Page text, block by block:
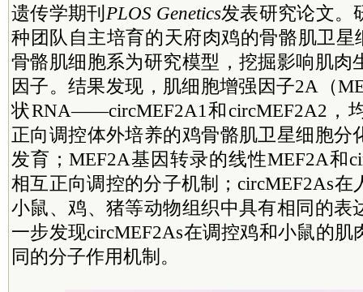
遗传学期刊 PLOS Genetics发表研究论文。
种团队自主培育的天府肉鸡的骨骼肌卫星
骨骼肌细胞系为研究模型，挖掘影响肌肉
因子。结果发现，肌细胞增强因子2A（
状RNA——circMEF2A1和circMEF2A2，
正向调控体外培养的鸡骨骼肌卫星细胞分
发育；MEF2A基因转录的线性MEF2A和
相互正向调控的分子机制；circMEF2As在
小鼠、鸡、猪等动物组织中具有相同的表
一步发现circMEF2As在调控鸡和小鼠的肌
同的分子作用机制。